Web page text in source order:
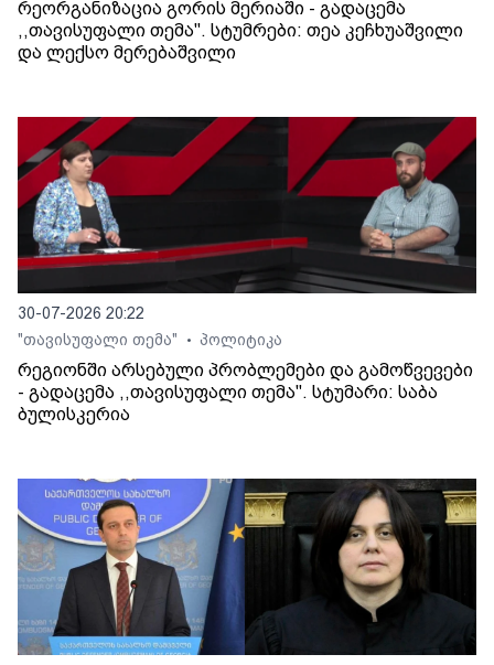
რეორგანიზაცია გორის მერიაში - გადაცემა
,,თავისუფალი თემა". სტუმრები: თეა კეჩხუაშვილი
და ლექსო მერებაშვილი
30-07-2026 20:22
"თავისუფალი თემა"
• პოლიტიკა
რეგიონში არსებული პრობლემები და გამოწვევები
- გადაცემა ,,თავისუფალი თემა". სტუმარი: საბა
ბულისკერია